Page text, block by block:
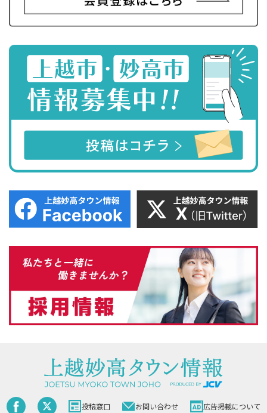
投稿窓口 お問い合わせ 広告掲載について